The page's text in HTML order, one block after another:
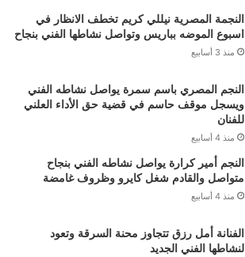
النجمة المصرية نيللي كريم تخطف الانظار في
اسبوع الموضه بباريس وتواصل نشاطها الفني بنجاح
منذ 3 أسابيع
النجم المصري باسم سمرة يواصل نشاطه الفني
ويسجل موقف حاسم في قضية حق الأداء العلني
للفنان
منذ 4 أسابيع
النجم أمير كرارة يواصل نشاطه الفني بنجاح
متواصل والقادم شغل كايرو وظروف غامضة
منذ 4 أسابيع
الفنانة أمل رزق تتجاوز محنة السرقة وتعود
لنشاطها الفني الجديد